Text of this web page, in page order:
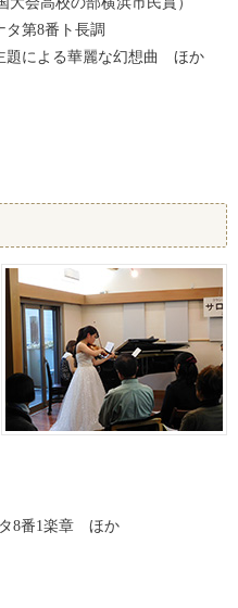
タ第8番ト長調
題による華麗な幻想曲 ほか
8番1楽章 ほか